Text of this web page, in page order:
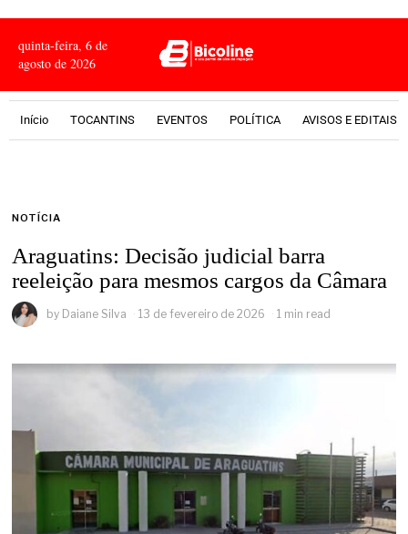
quinta-feira, 6 de
agosto de 2026
Início TOCANTINS EVENTOS POLÍTICA AVISOS E EDITAIS
NOTÍCIA
Araguatins: Decisão judicial barra
reeleição para mesmos cargos da Câmara
by Daiane Silva 13 de fevereiro de 2026 1 min read